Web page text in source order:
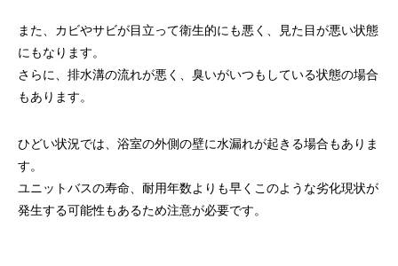
また、カビやサビが目立って衛生的にも悪く、見た目が悪い状態
にもなります。
さらに、排水溝の流れが悪く、臭いがいつもしている状態の場合
もあります。
ひどい状況では、浴室の外側の壁に水漏れが起きる場合もありま
す。
ユニットバスの寿命、耐用年数よりも早くこのような劣化現状が
発生する可能性もあるため注意が必要です。